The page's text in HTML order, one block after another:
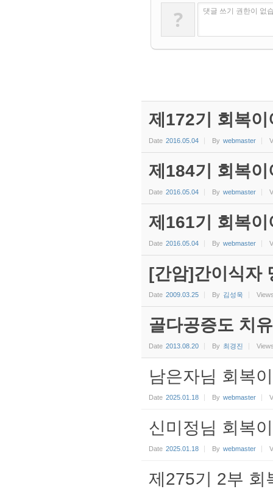
? 댓글 쓰기 권한이 없
제172기 회복
Date 2016.05.04 By webmaster
제184기 회복
Date 2016.05.04 By webmaster
제161기 회복
Date 2016.05.04 By webmaster
[간암]간이식자
Date 2009.03.25 By 김성욱
골다공증도 치
Date 2013.08.20 By 최경진
남은자님 회복
Date 2025.01.18 By webmaster
신미정님 회복
Date 2025.01.18 By webmaster
제275기 2부 회